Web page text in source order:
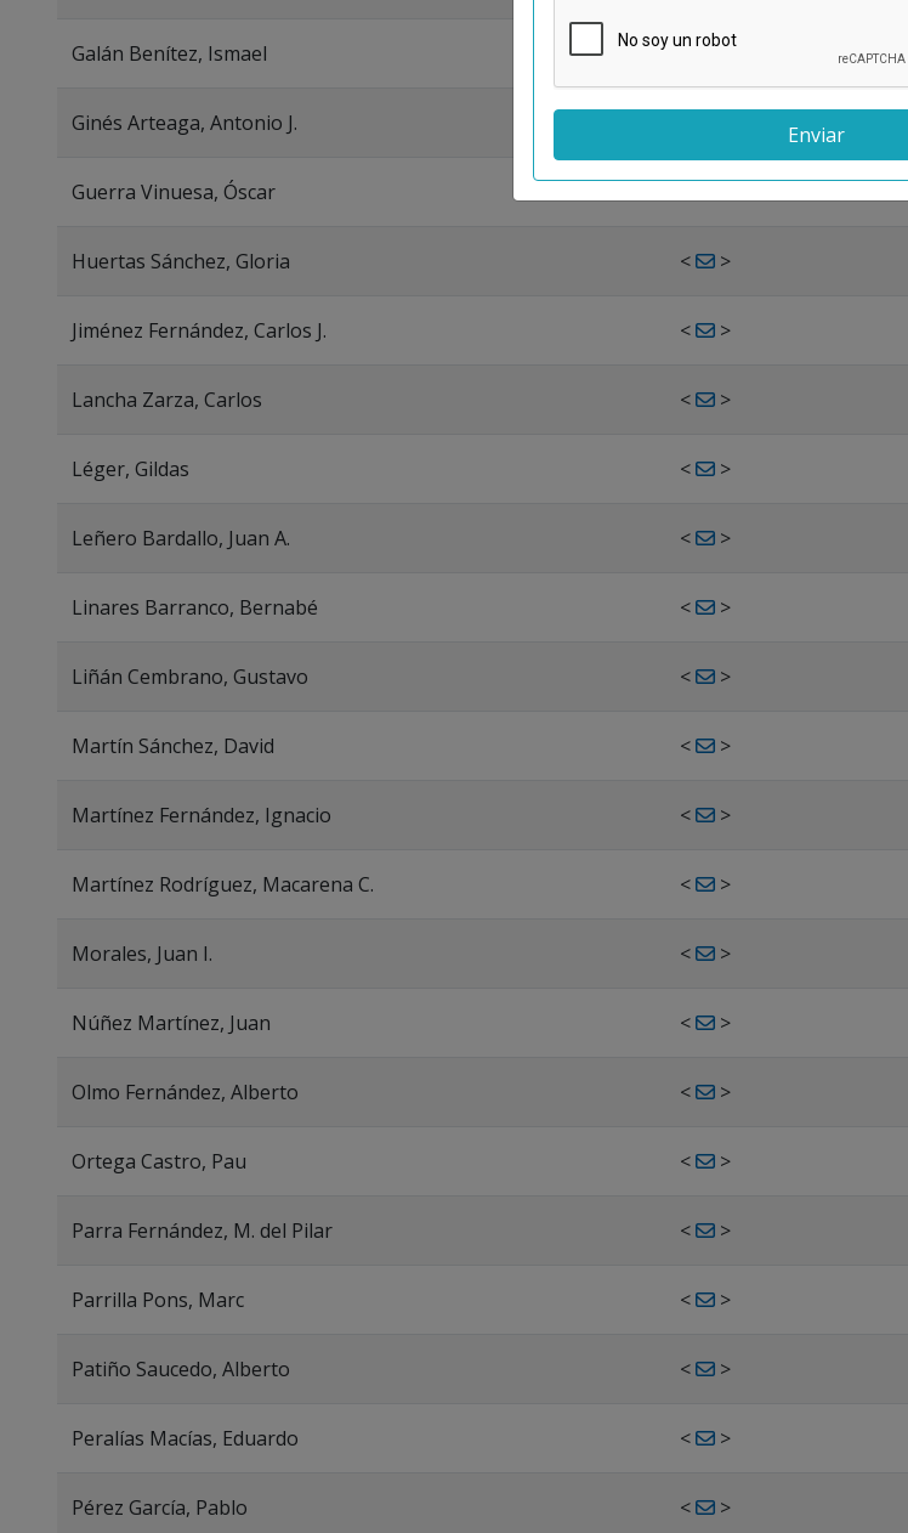
Galán Benítez, Ismael < >
Ginés Arteaga, Antonio J.
Guerra Vinuesa, Óscar
Huertas Sánchez, Gloria < >
Jiménez Fernández, Carlos J. < >
Lancha Zarza, Carlos < >
Léger, Gildas < >
Leñero Bardallo, Juan A. < >
Linares Barranco, Bernabé < >
Liñán Cembrano, Gustavo < >
Martín Sánchez, David < >
Martínez Fernández, Ignacio < >
Martínez Rodríguez, Macarena C. < >
Morales, Juan I. < >
Núñez Martínez, Juan < >
Olmo Fernández, Alberto < >
Ortega Castro, Pau < >
Parra Fernández, M. del Pilar < >
Parrilla Pons, Marc < >
Patiño Saucedo, Alberto < >
Peralías Macías, Eduardo < >
Pérez García, Pablo < >